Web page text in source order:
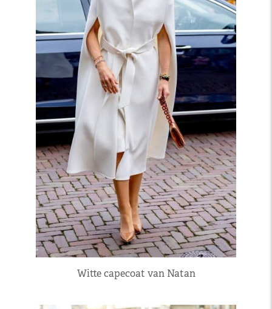
Witte capecoat van Natan